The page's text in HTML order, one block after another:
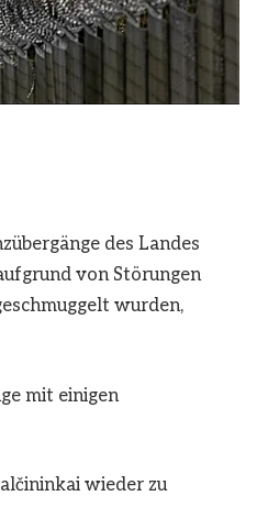
des Landes
von Störungen
wurden,
mit einigen
wieder zu